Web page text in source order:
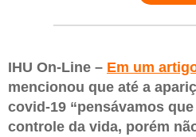
IHU On-Line – Em um
mencionou que até a
covid-19 “pensávamos
controle da vida, porém